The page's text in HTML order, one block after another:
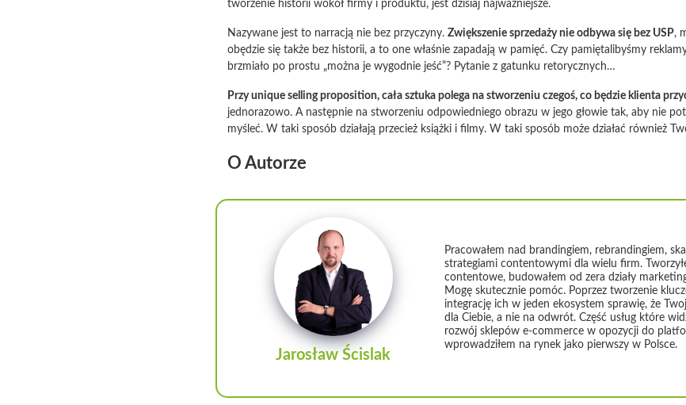
tworzenie historii wokół firmy i produktu, jest dzisiaj najważniejsze.
Nazywane jest to narracją nie bez przyczyny. Zwiększenie sprzedaży nie odbywa się bez USP,
obędzie się także bez historii, a to one właśnie zapadają w pamięć. Czy pamiętalibyśmy
brzmiało po prostu „można je wygodnie jeść”? Pytanie z gatunku retorycznych…
Przy unique selling proposition, cała sztuka polega na stworzeniu czegoś, co będzie klienta
jednorazowo. A następnie na stworzeniu odpowiedniego obrazu w jego głowie tak, aby nie
myśleć. W taki sposób działają przecież książki i filmy. W taki sposób może działać również
O Autorze
Jarosław Ścislak
Pracowałem nad brandingiem, rebrandingiem,
strategiami contentowymi dla wielu firm.
contentowe, budowałem od zera działy
Mogę skutecznie pomóc. Poprzez tworzenie
integrację ich w jeden ekosystem sprawię, że
dla Ciebie, a nie na odwrót. Część usług które
rozwój sklepów e-commerce w opozycji do
wprowadziłem na rynek jako pierwszy w Polsce.